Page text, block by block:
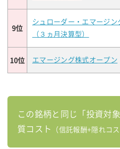
9位
シュローダー・エマージン
（３ヵ月決算型）
10位 エマージング株式オープン
この銘柄と同じ「投資対
質コスト
（信託報酬+隠れコス